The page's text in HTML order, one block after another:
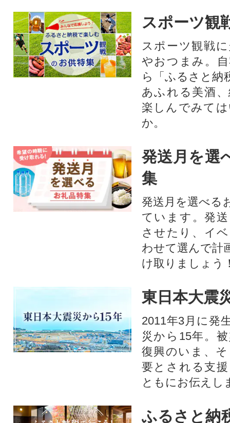
スポーツ観
スポーツ観戦
やおつまみ。
ら「ふるさと納
あふれる美酒
楽しんでみて
か。
発送月を選
集
発送月を選べる
ています。発
させたり、イ
わせて選んで計
け取りましょう
東日本大震
2011年3月に発
災から15年。
復興のいま、
要とされる支
ともにお伝えし
ふるさと納